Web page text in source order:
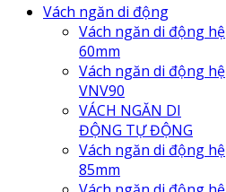
Vách ngăn di động
Vách ngăn di động hệ
60mm
Vách ngăn di động hệ
VNV90
VÁCH NGĂN DI
ĐỘNG TỰ ĐỘNG
Vách ngăn di động hệ
85mm